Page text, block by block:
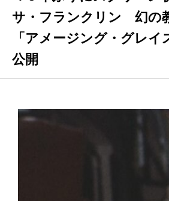
サ・フランクリン 幻の
「アメージング・グレイ
公開